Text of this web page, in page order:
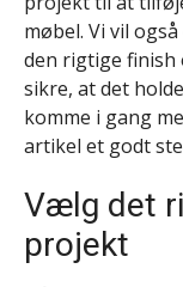
møbel. Vi vil
den rigtige finish
sikre, at det
komme i gang
artikel et godt
Vælg det
projekt